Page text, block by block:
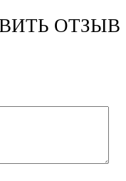
ОТЗЫВ